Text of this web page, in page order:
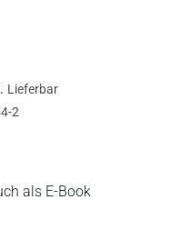
als E-Book
Lieferbar
2